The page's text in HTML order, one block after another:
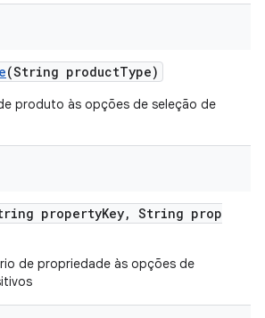
(String productType)
produto às opções de seleção de
propertyKey, String prop
de propriedade às opções de